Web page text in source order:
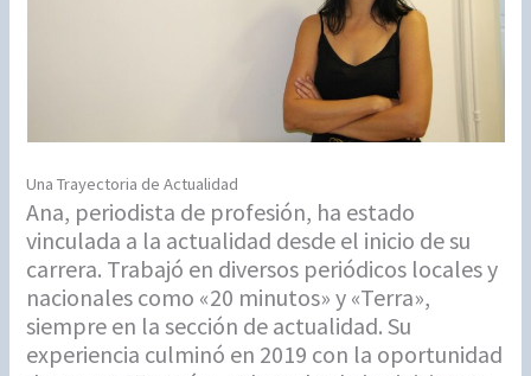
Una Trayectoria de Actualidad
Ana, periodista de profesión, ha estado
vinculada a la actualidad desde el inicio de su
carrera. Trabajó en diversos periódicos locales y
nacionales como «20 minutos» y «Terra»,
siempre en la sección de actualidad. Su
experiencia culminó en 2019 con la oportunidad